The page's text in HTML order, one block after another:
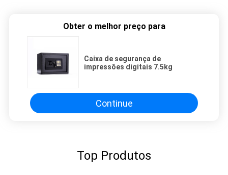
Obter o melhor preço para
Caixa de segurança de
impressões digitais 7.5kg
Continue
Top Produtos